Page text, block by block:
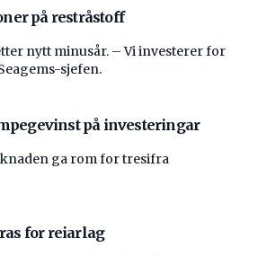
på restråstoff
nytt minusår. – Vi investerer for
sjefen.
på investeringar
ga rom for tresifra
for reiarlag